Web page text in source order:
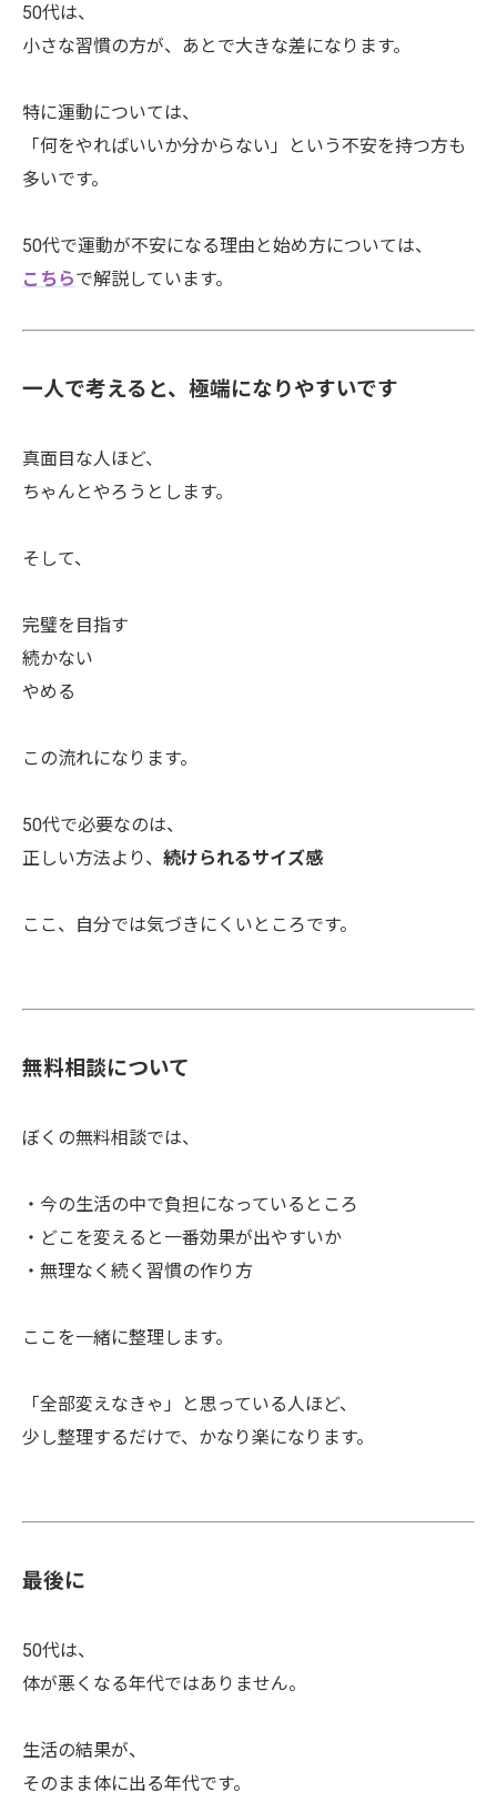
50代は、
小さな習慣の方が、あとで大きな差になります。
特に運動については、
「何をやればいいか分からない」という不安を持つ方も
多いです。
50代で運動が不安になる理由と始め方については、
こちらで解説しています。
一人で考えると、極端になりやすいです
真面目な人ほど、
ちゃんとやろうとします。
そして、
完璧を目指す
続かない
やめる
この流れになります。
50代で必要なのは、
正しい方法より、 続けられるサイズ感
ここ、自分では気づきにくいところです。
無料相談について
ぼくの無料相談では、
・今の生活の中で負担になっているところ
・どこを変えると一番効果が出やすいか
・無理なく続く習慣の作り方
ここを一緒に整理します。
「全部変えなきゃ」と思っている人ほど、
少し整理するだけで、かなり楽になります。
最後に
50代は、
体が悪くなる年代ではありません。
生活の結果が、
そのまま体に出る年代です。